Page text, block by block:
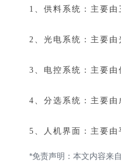
1、供料系统：主要由
2、光电系统：主要由
3、电控系统：主要由
4、分选系统：主要由
5、人机界面：主要由
*免责声明：本文内容来自